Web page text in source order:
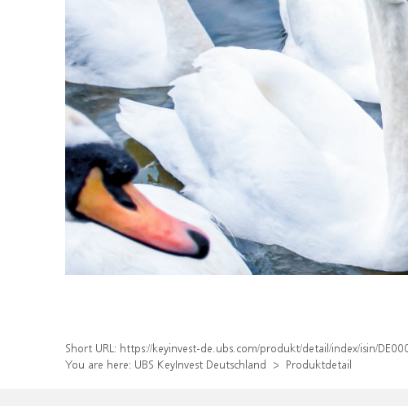
Short URL: https://keyinvest-de.ubs.com/produkt/detail/index/isin/
You are here: UBS KeyInvest Deutschland Produktdetail